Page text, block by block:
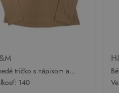
tričko s nápisom a
H&M
140